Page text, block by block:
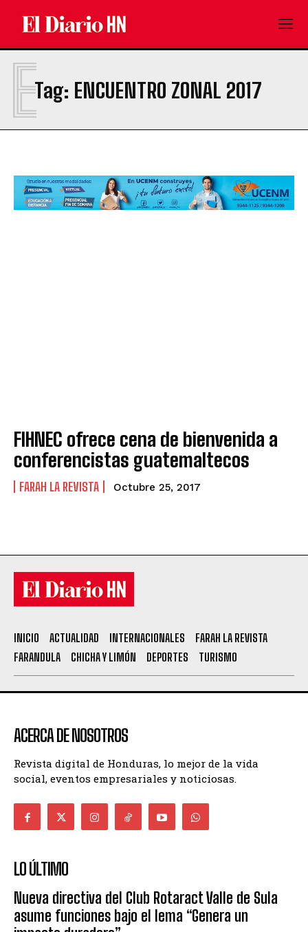
Tag: ENCUENTRO ZONAL 2017
E
FIHNEC ofrece cena de bienvenida a
conferencistas guatemaltecos
FARAH LA REVISTA Octubre 25, 2017
INICIO ACTUALIDAD INTERNACIONALES
FARAH LA REVISTA
FARANDULA
CHICHA Y LIMÓN DEPORTES TURISMO
ACERCA DE NOSOTROS
Revista digital de Honduras, lo mejor de la vida
social, eventos empresariales y noticiosas.
LO ÚLTIMO
Nueva directiva del Club Rotaract Valle de Sula
asume funciones bajo el lema “Genera un